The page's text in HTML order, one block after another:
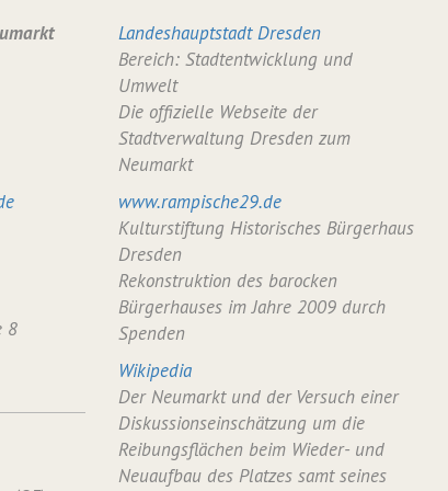
8
Landeshauptstadt Dresden
Bereich: Stadtentwicklung und
Umwelt
Die offizielle Webseite der
Stadtverwaltung Dresden zum
Neumarkt
www.rampische29.de
Kulturstiftung Historisches Bürgerhaus
Dresden
Rekonstruktion des barocken
Bürgerhauses im Jahre 2009 durch
Spenden
Wikipedia
Der Neumarkt und der Versuch einer
Diskussionseinschätzung um die
Reibungsflächen beim Wieder- und
Neuaufbau des Platzes samt seines